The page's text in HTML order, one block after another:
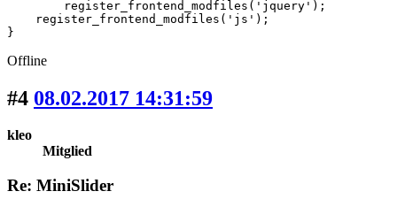
    register_frontend_modfiles('js');
}
Offline
#4 08.02.2017 14:31:59
kleo
Mitglied
Re: MiniSlider